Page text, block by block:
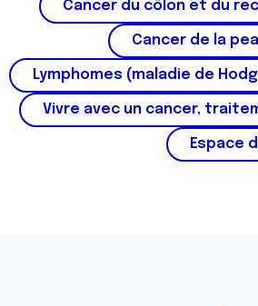
Cancer du côlon et du
Cancer de la
Lymphomes (maladie de
Vivre avec un cancer,
Espace